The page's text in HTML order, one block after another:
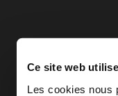
Ce site web
Les cookies nous